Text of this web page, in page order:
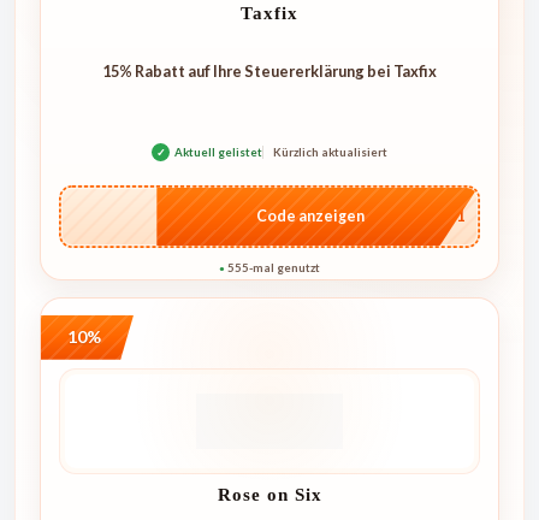
Taxfix
15% Rabatt auf Ihre Steuererklärung bei Taxfix
✓ Aktuell gelistet Kürzlich aktualisiert
…mv1
Code anzeigen
● 555-mal genutzt
10%
Rose on Six